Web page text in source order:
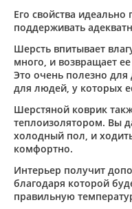
Его свойства
поддерживать
Шерсть впитывает
много, и возвращает
Это очень полезно
для людей, у которых
Шерстяной коврик
теплоизолятором. Вы
холодный пол, и
комфортно.
Интерьер получит
благодаря которой
правильную